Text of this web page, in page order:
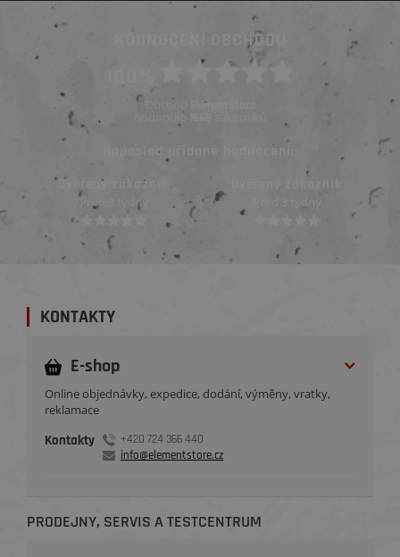
HODNOCENÍ OBCHODU
Obchod ElementStore
hodnotilo
Naposled přidané hodnocení::
Ověřený zákazník
Před 3 týdny
KONTAKTY
E-shop
Online objednávky, expedice, dodání, výměny, vratky,
reklamace
Kontakty
+420 724 366 440
info@elementstore.cz
PRODEJNY, SERVIS A TESTCENTRUM